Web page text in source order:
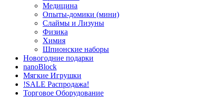
Медицина
Опыты-домики (мини)
Слаймы и Лизуны
Физика
Химия
Шпионские наборы
Новогодние подарки
nanoBlock
Мягкие Игрушки
!SALE Распродажа!
Торговое Оборудование